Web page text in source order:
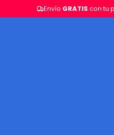
Envío GRATIS con tu